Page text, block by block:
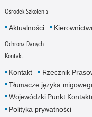
Ośrodek Szkolenia
Aktualności
Ochrona Danych
Kontakt
Kontakt Rzecznik
Tłumacze języka
Wojewódzki Punkt
Polityka prywatności